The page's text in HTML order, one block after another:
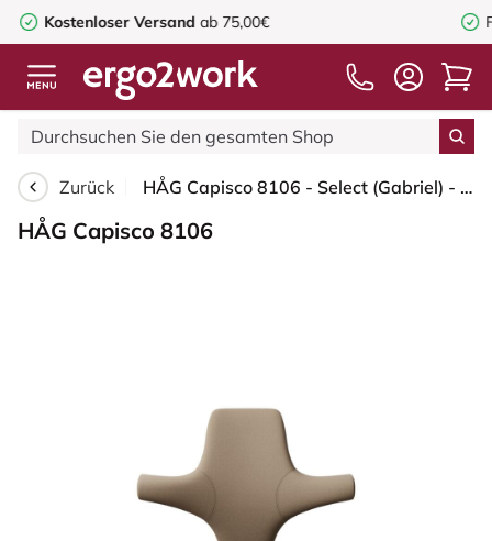
ab 75,00€ Fragen oder Beratung?
Zurück HÅG Capisco 8106 - Select (Gabriel) - Wolle / Polyamid - SC61184 - Light brown - Silber - 200 mm (Sitzhöhe 46-64cm) - Harte Rollen für weiche Böden
HÅG Capisco 8106